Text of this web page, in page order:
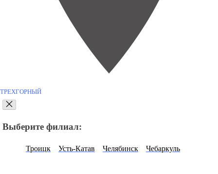
ТРЕХГОРНЫЙ
Выберите филиал:
Троицк Усть-Катав Челябинск Чебаркуль